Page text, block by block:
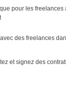
pour les
des freelances
et signez des